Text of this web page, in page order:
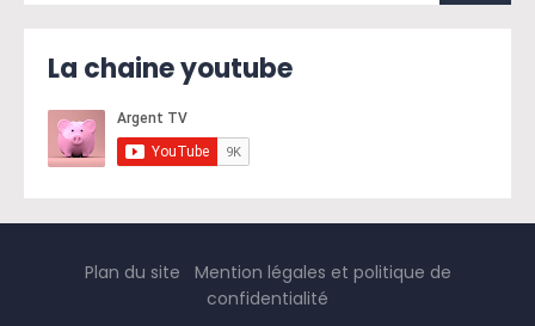
La chaine youtube
Plan du site
Mention légales et politique de
confidentialité